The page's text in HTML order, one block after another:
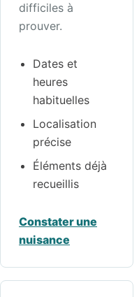
difficiles à
prouver.
Dates et
heures
habituelles
Localisation
précise
Éléments déjà
recueillis
Constater une
nuisance